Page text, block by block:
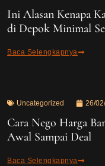
Ini Alasan Kenapa
di Depok Minimal
Baca Selengkapnya
Uncategorized 26/
Cara Nego Harga
Awal Sampai Deal
Baca Selengkapnya